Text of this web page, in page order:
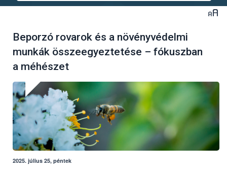
Beporzó rovarok és a növényvédelmi
munkák összeegyeztetése – fókuszban
a méhészet
2025. július 25, péntek